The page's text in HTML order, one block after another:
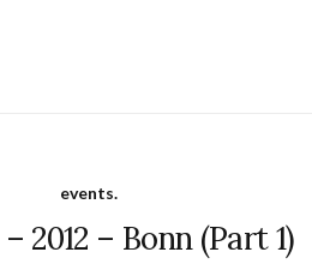
events.
2012 – Bonn (Part 1)